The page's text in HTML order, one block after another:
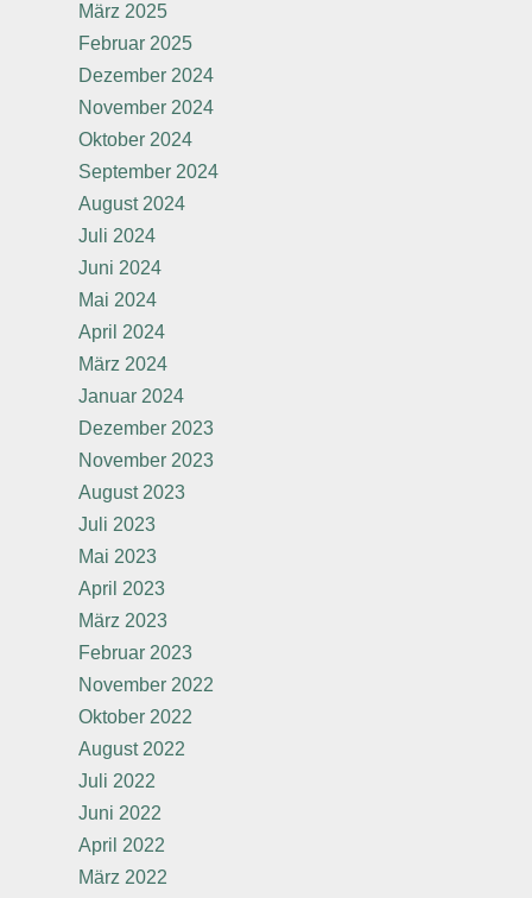
März 2025
Februar 2025
Dezember 2024
November 2024
Oktober 2024
September 2024
August 2024
Juli 2024
Juni 2024
Mai 2024
April 2024
März 2024
Januar 2024
Dezember 2023
November 2023
August 2023
Juli 2023
Mai 2023
April 2023
März 2023
Februar 2023
November 2022
Oktober 2022
August 2022
Juli 2022
Juni 2022
April 2022
März 2022